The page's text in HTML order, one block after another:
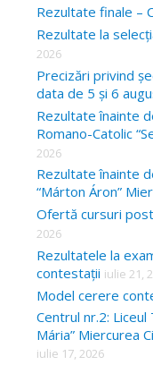
Rezultate finale –
Rezultate la
2026
Precizări privind
data de 5 și 6
Rezultate înainte
Romano-Catolic
2026
Rezultate înainte
“Márton Áron”
Ofertă cursuri
2026
Rezultatele la
contestații iulie 21,
Model cerere
Centrul nr.2:
Mária” Miercurea
iulie 17, 2026